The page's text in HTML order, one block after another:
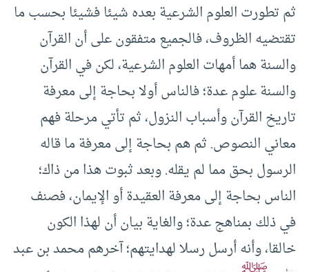
ثم تطورت العلوم الشرعية بعده شيئا فشيئا بحسب ما
تقتضيه الظروف، فالجميع متفقون على أن القرآن
والسنة هما أمهات العلوم الشرعية، لكن في القرآن
والسنة علوم عدة؛ فالناس أولا بحاجة إلى معرفة
تاريخ القرآن وأسباب النزول، ثم تأتي مرحلة فهم
معاني النصوص. ثم هم بحاجة إلى معرفة ما قاله
الرسول بحق مما لم يقله. وبعد ثبوت هذا من ذاك؛
الناس بحاجة إلى معرفة العقيدة أو الإيمان، فصنف
في ذلك بمناهج عدة؛ والغاية بيان أن لهذا الكون
خالقا، وأنه أرسل رسلا لهدايتهم؛ آخرهم محمد بن عبد